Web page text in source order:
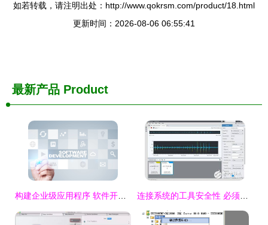
如若转载，请注明出处：http://www.qokrsm.com/product/18.html
更新时间：2026-08-06 06:55:41
最新产品 Product